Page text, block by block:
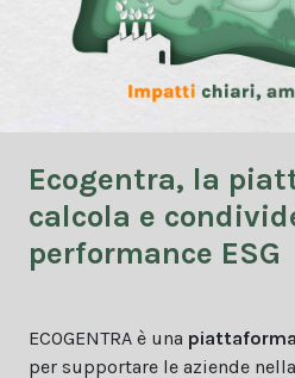
Ecogentra, la
calcola e
performance ESG
ECOGENTRA è una
per supportare le aziende nella